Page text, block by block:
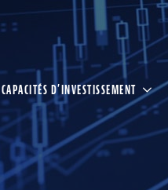
CAPACITÉS D’INVESTISSEMENT